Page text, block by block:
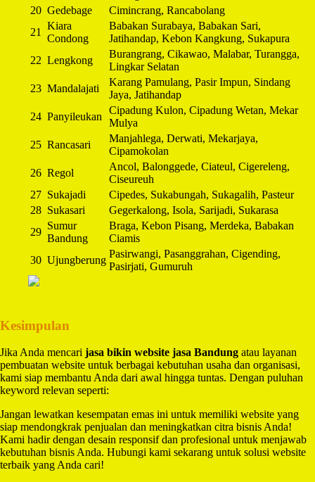
20 Gedebage
Cimincrang, Rancabolang
21
Kiara
Condong
Babakan Surabaya, Babakan Sari,
Jatihandap, Kebon Kangkung, Sukapura
22 Lengkong
Burangrang, Cikawao, Malabar, Turangga,
Lingkar Selatan
23 Mandalajati
Karang Pamulang, Pasir Impun, Sindang
Jaya, Jatihandap
24 Panyileukan
Cipadung Kulon, Cipadung Wetan, Mekar
Mulya
25 Rancasari
Manjahlega, Derwati, Mekarjaya,
Cipamokolan
26 Regol
Ancol, Balonggede, Ciateul, Cigereleng,
Ciseureuh
27 Sukajadi
Cipedes, Sukabungah, Sukagalih, Pasteur
28 Sukasari
Gegerkalong, Isola, Sarijadi, Sukarasa
29
Sumur
Bandung
Braga, Kebon Pisang, Merdeka, Babakan
Ciamis
30 Ujungberung
Pasirwangi, Pasanggrahan, Cigending,
Pasirjati, Gumuruh
Kesimpulan
Jika Anda mencari jasa bikin website jasa Bandung atau layanan
pembuatan website untuk berbagai kebutuhan usaha dan organisasi,
kami siap membantu Anda dari awal hingga tuntas. Dengan puluhan
keyword relevan seperti:
Jangan lewatkan kesempatan emas ini untuk memiliki website yang
siap mendongkrak penjualan dan meningkatkan citra bisnis Anda!
Kami hadir dengan desain responsif dan profesional untuk menjawab
kebutuhan bisnis Anda. Hubungi kami sekarang untuk solusi website
terbaik yang Anda cari!